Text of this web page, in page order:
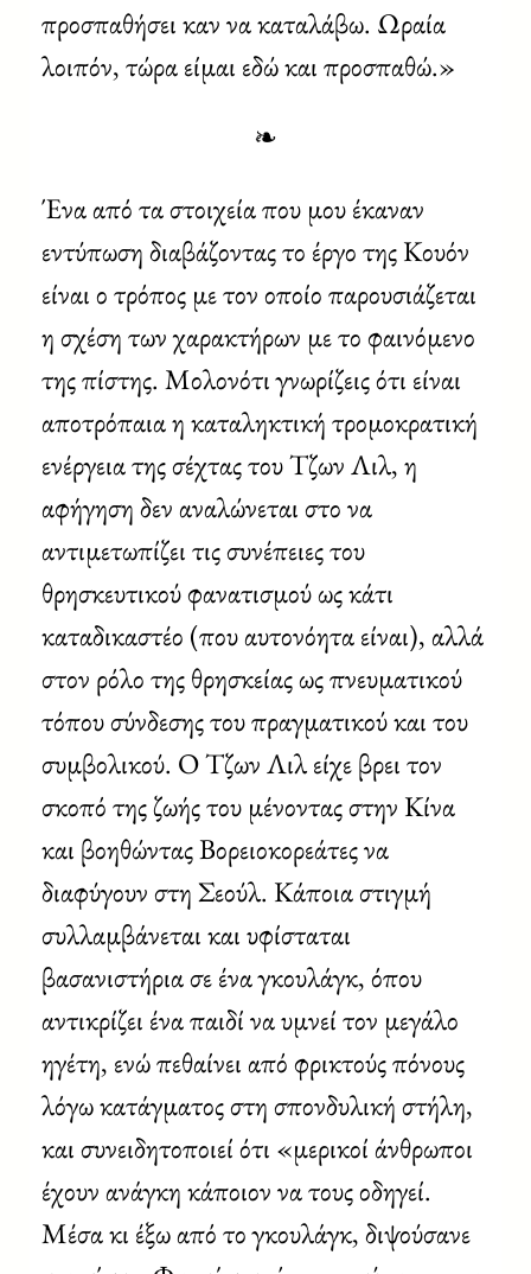
προσπαθήσει καν να καταλάβω. Ωραία
λοιπόν, τώρα είμαι εδώ και προσπαθώ.»
❧
Ένα από τα στοιχεία που μου έκαναν
εντύπωση διαβάζοντας το έργο της Κουόν
είναι ο τρόπος με τον οποίο παρουσιάζεται
η σχέση των χαρακτήρων με το φαινόμενο
της πίστης. Μολονότι γνωρίζεις ότι είναι
αποτρόπαια η καταληκτική τρομοκρατική
ενέργεια της σέχτας του Τζων Λιλ, η
αφήγηση δεν αναλώνεται στο να
αντιμετωπίζει τις συνέπειες του
θρησκευτικού φανατισμού ως κάτι
καταδικαστέο (που αυτονόητα είναι), αλλά
στον ρόλο της θρησκείας ως πνευματικού
τόπου σύνδεσης του πραγματικού και του
συμβολικού. Ο Τζων Λιλ είχε βρει τον
σκοπό της ζωής του μένοντας στην Κίνα
και βοηθώντας Βορειοκορεάτες να
διαφύγουν στη Σεούλ. Κάποια στιγμή
συλλαμβάνεται και υφίσταται
βασανιστήρια σε ένα γκουλάγκ, όπου
αντικρίζει ένα παιδί να υμνεί τον μεγάλο
ηγέτη, ενώ πεθαίνει από φρικτούς πόνους
λόγω κατάγματος στη σπονδυλική στήλη,
και συνειδητοποιεί ότι «μερικοί άνθρωποι
έχουν ανάγκη κάποιον να τους οδηγεί.
Μέσα κι έξω από το γκουλάγκ, διψούσανε